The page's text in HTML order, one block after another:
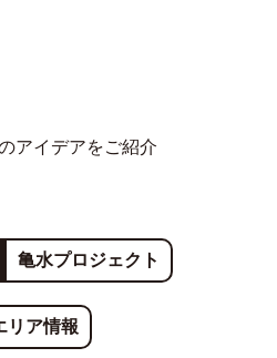
アイデアをご紹介
亀水プロジェクト
リア情報